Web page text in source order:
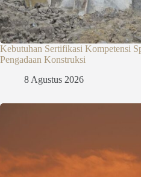
Kebutuhan Sertifikasi Kompetensi
Pengadaan Konstruksi
8 Agustus 2026